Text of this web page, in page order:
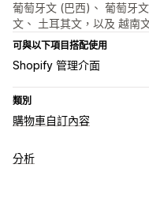
葡萄牙文 (巴西)、 葡萄牙
文、 土耳其文，以及 越南
可與以下項目搭配使用
Shopify 管理介面
類別
購物車自訂內容
分析